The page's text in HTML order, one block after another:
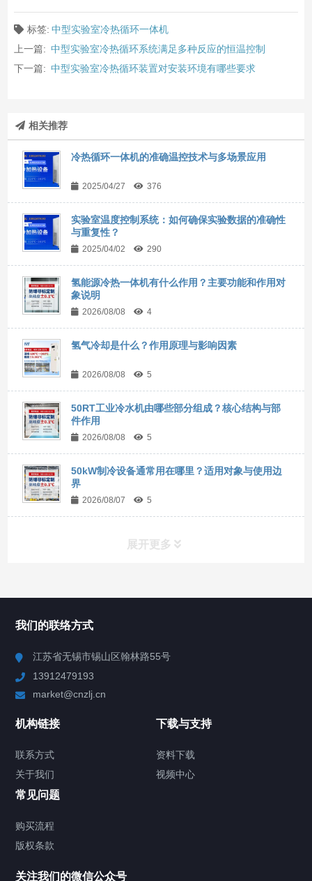
标签: 中型实验室冷热循环一体机
上一篇: 中型实验室冷热循环系统满足多种反应的恒温控制
下一篇: 中型实验室冷热循环装置对安装环境有哪些要求
相关推荐
冷热循环一体机的准确温控技术与多场景应用
2025/04/27 376
实验室温度控制系统：如何确保实验数据的准确性
与重复性？
2025/04/02 290
氢能源冷热一体机有什么作用？主要功能和作用对
象说明
2026/08/08 4
氢气冷却是什么？作用原理与影响因素
2026/08/08 5
50RT工业冷水机由哪些部分组成？核心结构与部
件作用
2026/08/08 5
50kW制冷设备通常用在哪里？适用对象与使用边
界
2026/08/07 5
展开更多
Chiller高精度制冷循环器
TCU温度控制单元
Chiller气体控温系统
我们的联络方式
江苏省无锡市锡山区翰林路55号
13912479193
market@cnzlj.cn
机构链接
联系方式
关于我们
下载与支持
资料下载
视频中心
常见问题
购买流程
版权条款
关注我们的微信公众号